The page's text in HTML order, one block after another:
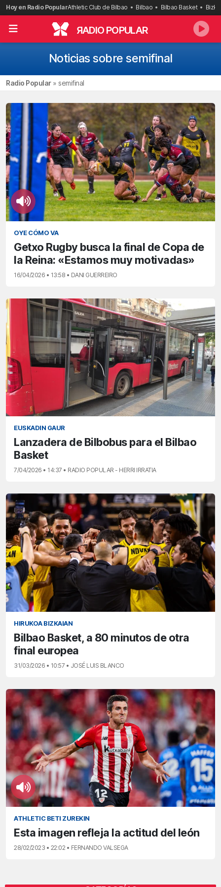
Saltar
al
contenido
Hoy en Radio PopularAthletic Club de Bilbao Bilbao Bilbao Basket
RADIO POPULAR
Noticias sobre semifinal
Radio Popular» semifinal
OYE CÓMO VA
Getxo Rugby busca la final de Copa de
la Reina: «Estamos muy motivadas»
16/04/2026 • 13:58 • DANI GUERREIRO
EUSKADIN GAUR
Lanzadera de Bilbobus para el Bilbao
Basket
7/04/2026 • 14:37 • RADIO POPULAR - HERRI IRRATIA
HIRUKOA BIZKAIAN
Bilbao Basket, a 80 minutos de otra
final europea
31/03/2026 • 10:57 • JOSÉ LUIS BLANCO
ATHLETIC BETI ZUREKIN
Esta imagen refleja la actitud del león
28/02/2023 • 22:02 • FERNANDO VALSEGA